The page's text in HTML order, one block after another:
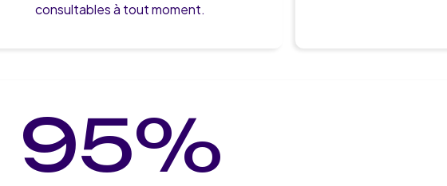
consultables à tout moment.
95%